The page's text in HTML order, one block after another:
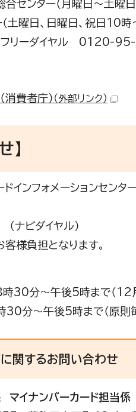
合センター（月曜日～土
土曜日、日曜日、祝日10
フリーダイヤル 0120-
消費者庁） （外部リンク）
】
インフォメーションセンタ
ビダイヤル）
様負担となります。
～午後5時まで（12月
30分～午後5時まで（原
関するお問い合わせ
マイナンバーカード担当係